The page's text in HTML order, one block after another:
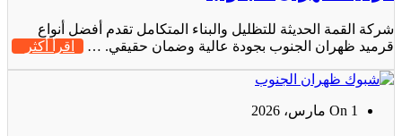
شركة القمة الحديثة للتظليل والبناء المتكامل تقدم أفضل أنواع
قرميد ظهران الجنوب بجودة عالية وضمان حقيقي. …
اقرأ أكثر
On 1 مارس، 2026